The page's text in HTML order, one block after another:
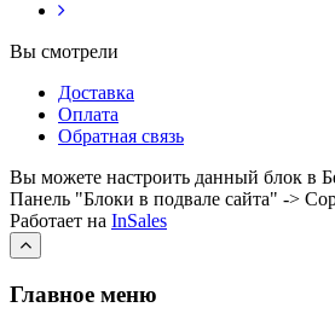
Вы смотрели
Доставка
Оплата
Обратная связь
Вы можете настроить данный блок в
Панель "Блоки в подвале сайта" ->
Работает на InSales
Главное меню